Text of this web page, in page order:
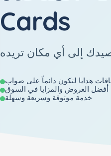
Cards
إلى أي مكان تريده
أفضل العروض والمزايا في السوق
خدمة موثوقة وسريعة وسهلة